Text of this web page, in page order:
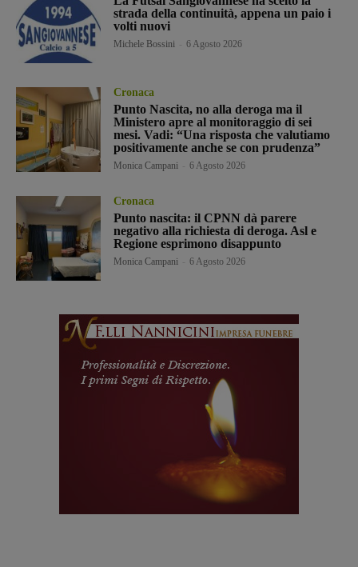
strada della continuità, appena un paio i
volti nuovi
Michele Bossini 6 Agosto 2026
Cronaca
Punto Nascita, no alla deroga ma il
Ministero apre al monitoraggio di sei
mesi. Vadi: “Una risposta che valutiamo
positivamente anche se con prudenza”
Monica Campani 6 Agosto 2026
Cronaca
Punto nascita: il CPNN dà parere
negativo alla richiesta di deroga. Asl e
Regione esprimono disappunto
Monica Campani 6 Agosto 2026